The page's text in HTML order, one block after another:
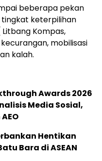
beberapa pekan
keterpilihan
Kompas,
mobilisasi
kalah.
Awards 2026
Media Sosial,
Hentikan
Bara di ASEAN